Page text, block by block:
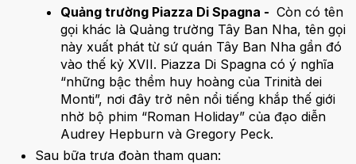
Quảng trường Piazza Di Spagna - Còn có tên
gọi khác là Quảng trường Tây Ban Nha, tên gọi
này xuất phát từ sứ quán Tây Ban Nha gần đó
vào thế kỷ XVII. Piazza Di Spagna có ý nghĩa
“những bậc thềm huy hoàng của Trinità dei
Monti”, nơi đây trở nên nổi tiếng khắp thế giới
nhờ bộ phim “Roman Holiday” của đạo diễn
Audrey Hepburn và Gregory Peck.
Sau bữa trưa đoàn tham quan: